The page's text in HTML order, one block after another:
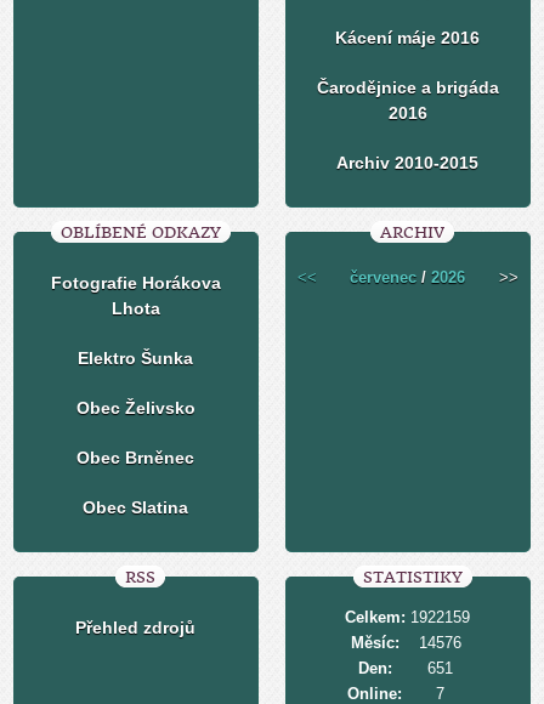
Kácení máje 2016
Čarodějnice a brigáda
2016
Archiv 2010-2015
OBLÍBENÉ ODKAZY
Fotografie Horákova
Lhota
Elektro Šunka
Obec Želivsko
Obec Brněnec
Obec Slatina
ARCHIV
<< červenec /2026 >>
RSS
Přehled zdrojů
STATISTIKY
Online: 7
Celkem: 1922159
Měsíc:
14576
Den:
651